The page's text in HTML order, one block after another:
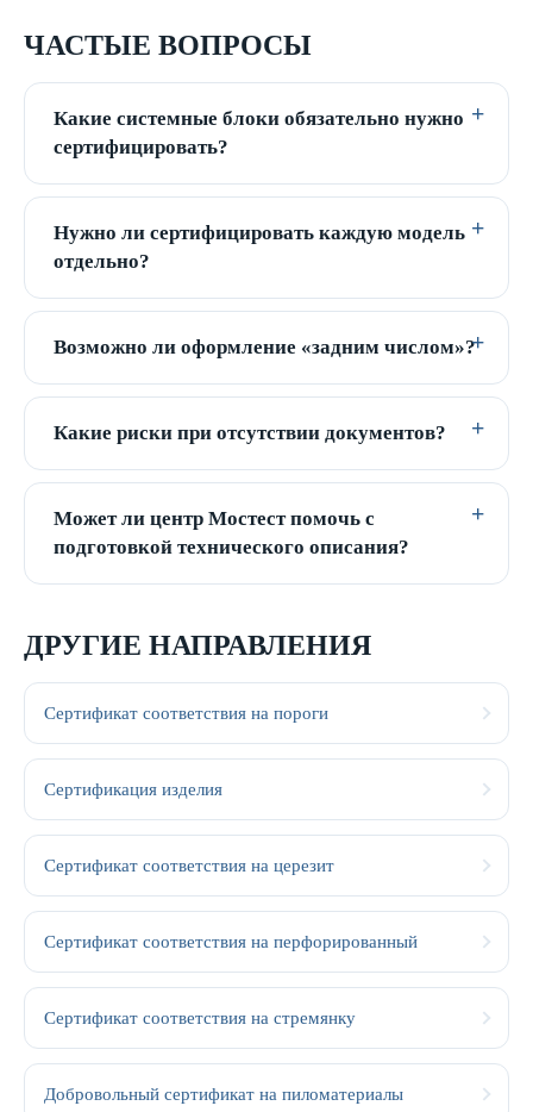
ЧАСТЫЕ ВОПРОСЫ
Какие системные блоки обязательно нужно
сертифицировать?
Нужно ли сертифицировать каждую модель
отдельно?
Возможно ли оформление «задним числом»?
Какие риски при отсутствии документов?
Может ли центр Мостест помочь с
подготовкой технического описания?
ДРУГИЕ НАПРАВЛЕНИЯ
Сертификат соответствия на пороги
Сертификация изделия
Сертификат соответствия на церезит
Сертификат соответствия на перфорированный
Сертификат соответствия на стремянку
Добровольный сертификат на пиломатериалы